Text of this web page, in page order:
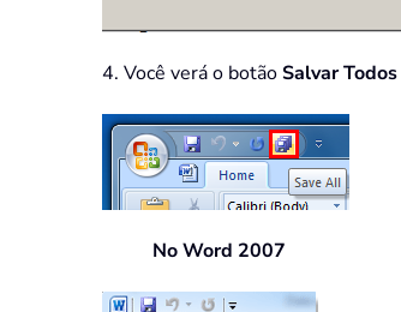
4. Você verá o botãoSalvar Todos
No Word 2007